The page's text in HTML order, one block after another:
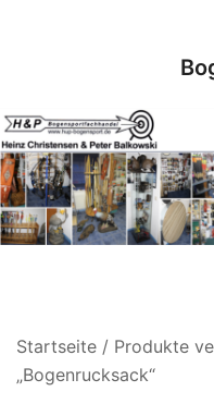
Startseite / Produkte
„Bogenrucksack“